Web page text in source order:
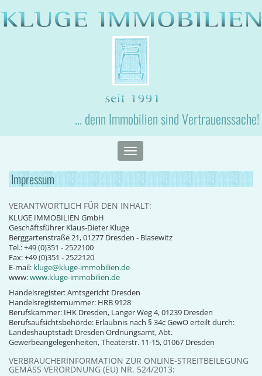
... denn Immobilien sind Vertrauenssache!
Toggle
navigation
Impressum
VERANTWORTLICH FÜR DEN INHALT:
KLUGE IMMOBILIEN GmbH
Geschäftsführer Klaus-Dieter Kluge
Berggartenstraße 21, 01277 Dresden - Blasewitz
Tel.: +49 (0)351 - 2522100
Fax: +49 (0)351 - 2522120
E-mail: kluge@kluge-immobilien.de
www:www.kluge-immobilien.de
Handelsregister: Amtsgericht Dresden
Handelsregisternummer: HRB 9128
Berufskammer: IHK Dresden, Langer Weg 4, 01239 Dresden
Berufsaufsichtsbehörde: Erlaubnis nach § 34c GewO erteilt durch:
Landeshauptstadt Dresden Ordnungsamt, Abt.
Gewerbeangelegenheiten, Theaterstr. 11-15, 01067 Dresden
VERBRAUCHERINFORMATION ZUR ONLINE-STREITBEILEGUNG
GEMÄSS VERORDNUNG (EU) NR. 524/2013: